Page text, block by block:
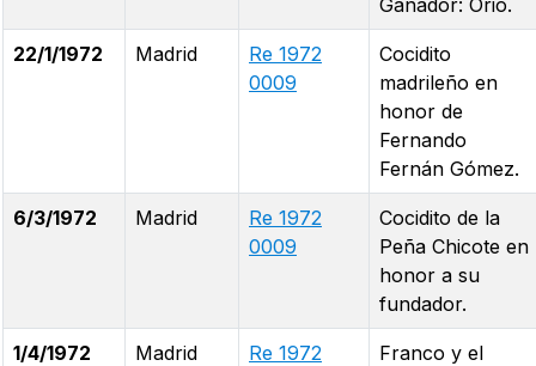
22/1/1972 Madrid
Re 1972
0009
Cocidito
madrileño en
honor de
Fernando
Fernán Gómez.
6/3/1972 Madrid
Re 1972
0009
Cocidito de la
Peña Chicote en
honor a su
fundador.
1/4/1972 Madrid
Re 1972
Franco y el